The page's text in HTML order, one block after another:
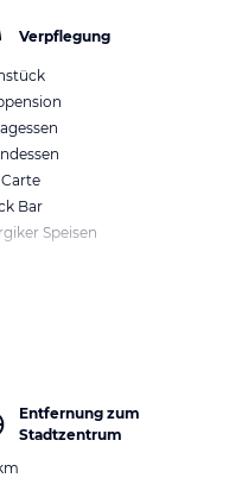
Verpflegung
Bar
Speisen
Entfernung zum
Stadtzentrum